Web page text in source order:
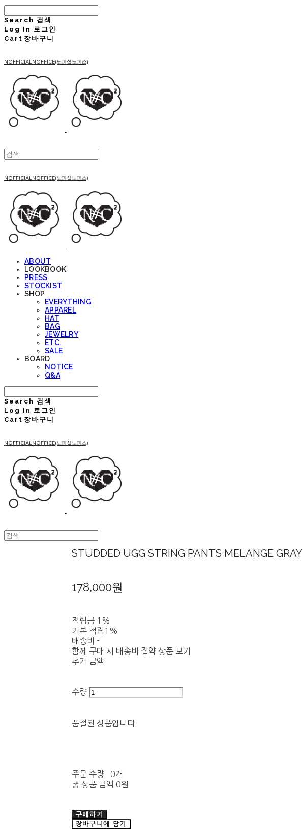
Search 검색
Log In 로그인
Cart 장바구니
NOFFICIALNOFFICE(노피셜노피스)
NOFFICIALNOFFICE(노피셜노피스)
ABOUT
LOOKBOOK
PRESS
STOCKIST
SHOP
EVERYTHING
APPAREL
HAT
BAG
JEWELRY
ETC.
SALE
BOARD
NOTICE
Q&A
Search 검색
Log In 로그인
Cart 장바구니
NOFFICIALNOFFICE(노피셜노피스)
STUDDED UGG STRING PANTS MELANGE GRAY
178,000원
적립금 1%
기본 적립 1%
배송비 -
함께 구매 시 배송비 절약 상품 보기
추가 금액
수량
품절된 상품입니다.
주문 수량
0개
총 상품 금액 0원
구매하기
장바구니에 담기